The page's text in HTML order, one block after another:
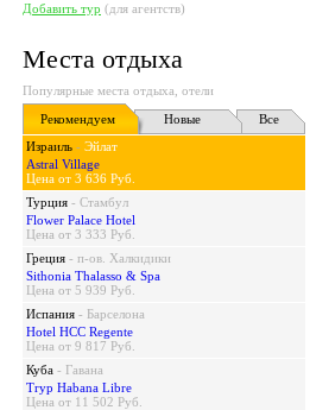
Добавить тур (для агентств)
Места отдыха
Популярные места отдыха, отели
Рекомендуем
Новые
Все
Израиль - Эйлат
Astral Village
Цена от 3 636 Руб.
Турция - Стамбул
Flower Palace Hotel
Цена от 3 333 Руб.
Греция - п-ов. Халкидики
Sithonia Thalasso & Spa
Цена от 5 939 Руб.
Испания - Барселона
Hotel HCC Regente
Цена от 9 817 Руб.
Куба - Гавана
Tryp Habana Libre
Цена от 11 502 Руб.